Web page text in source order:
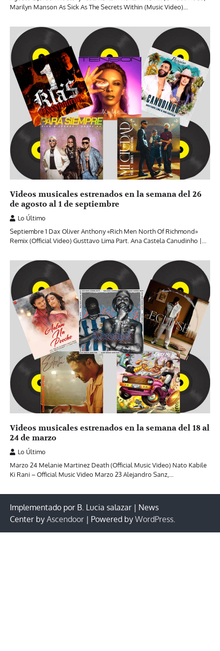
Marilyn Manson As Sick As The Secrets Within (Music Video)…
Videos musicales estrenados en la semana del 26
de agosto al 1 de septiembre
Lo Último
Septiembre 1 Dax Oliver Anthony «Rich Men North Of Richmond»
Remix (Official Video) Gusttavo Lima Part. Ana Castela Canudinho |…
Videos musicales estrenados en la semana del 18 al
24 de marzo
Lo Último
Marzo 24 Melanie Martinez Death (Official Music Video) Nato Kabile
Ki Rani – Official Music Video Marzo 23 Alejandro Sanz,…
Implementado por B. Lucia salazar | News
Center by Ascendoor | Powered by WordPress.